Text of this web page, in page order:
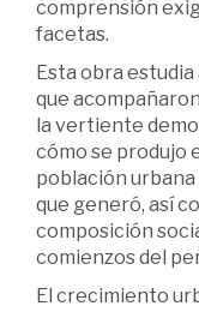
comprensión
facetas.
Esta obra
que
la vertiente
cómo se produjo
población
que generó, así
composición
comienzos del
El crecimiento